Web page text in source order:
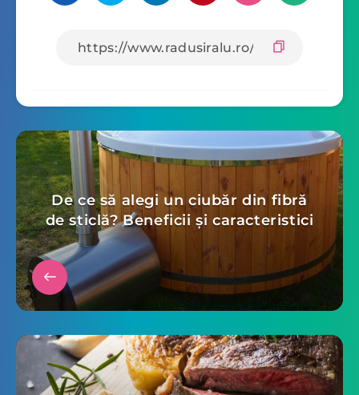
De ce să alegi un ciubăr din fibră
de sticlă? Beneficii și caracteristici